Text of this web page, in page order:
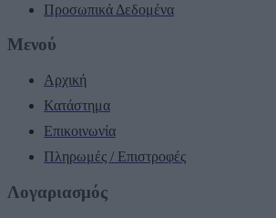
Προσωπικά Δεδομένα
Μενού
Αρχική
Κατάστημα
Επικοινωνία
Πληρωμές / Επιστροφές
Λογαριασμός